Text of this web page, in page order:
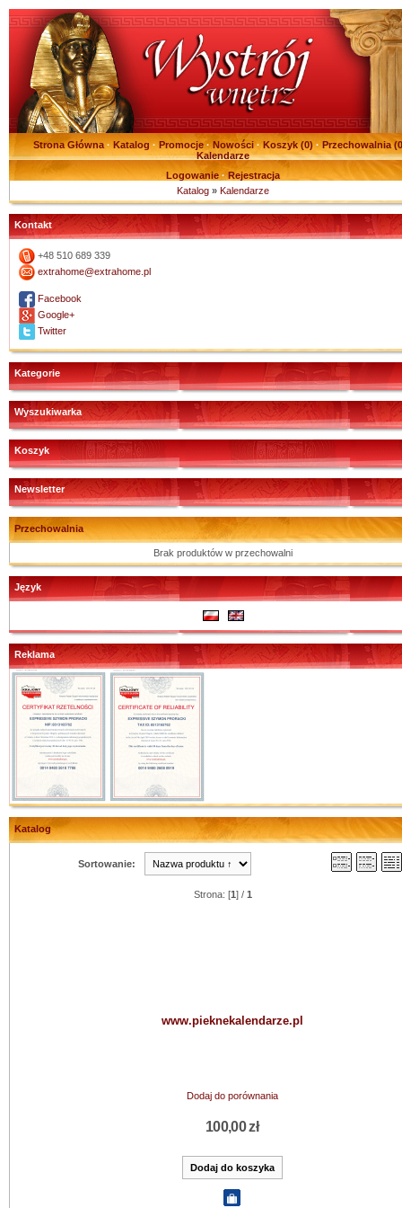
Strona Główna· Katalog· Promocje·Nowości·Koszyk (0) · Przechowalnia (0
Kalendarze
Logowanie· Rejestracja
Katalog » Kalendarze
Kontakt
+48 510 689 339
extrahome@extrahome.pl
Facebook
Google+
Twitter
Kategorie
Wyszukiwarka
Koszyk
Newsletter
Przechowalnia
Brak produktów w przechowalni
Język
Reklama
Katalog
Sortowanie:
Strona: [1] / 1
www.pieknekalendarze.pl
Dodaj do porównania
100,00 zł